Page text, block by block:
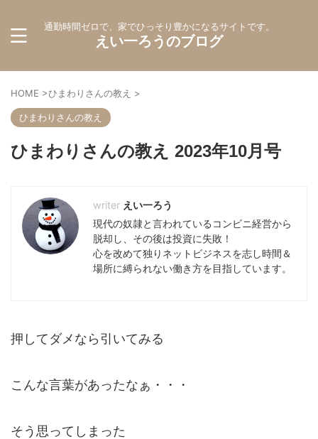
通勤時間ゼロで、家でひっそり豊かになるサイトです。
えい一ろうのブログ
HOME >ひまわりさんの教え >
ひまわりさんの教え
ひまわりさんの教え 2023年10月号
えい一ろう
現代の奴隷と言われているコンビニ経営から
脱却し、その後は投資に失敗！
心を改めて独りネットビジネスを志し時間＆
場所に縛られない働き方を目指しています。
押してダメなら引いてみる
こんな言葉があったなぁ・・・
そう思ってしまった